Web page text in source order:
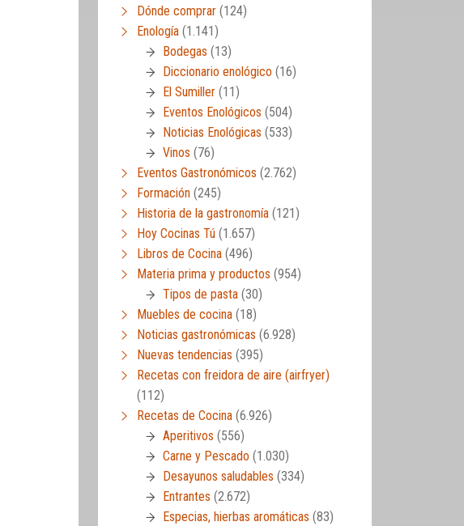
Dónde comprar (124)
Enología (1.141)
Bodegas (13)
Diccionario enológico (16)
El Sumiller (11)
Eventos Enológicos (504)
Noticias Enológicas (533)
Vinos (76)
Eventos Gastronómicos (2.762)
Formación (245)
Historia de la gastronomía (121)
Hoy Cocinas Tú (1.657)
Libros de Cocina (496)
Materia prima y productos (954)
Tipos de pasta (30)
Muebles de cocina (18)
Noticias gastronómicas (6.928)
Nuevas tendencias (395)
Recetas con freidora de aire (airfryer)
(112)
Recetas de Cocina (6.926)
Aperitivos (556)
Carne y Pescado (1.030)
Desayunos saludables (334)
Entrantes (2.672)
Especias, hierbas aromáticas (83)